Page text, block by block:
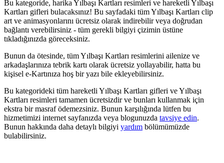
Bu kategoride, harika Yılbaşı Kartları resimleri ve hareketli Yılbaşı
Kartları gifleri bulacaksınız! Bu sayfadaki tüm Yılbaşı Kartları clip
art ve animasyonlarını ücretsiz olarak indirebilir veya doğrudan
bağlantı verebilirsiniz - tüm gerekli bilgiyi çizimin üstüne
tıkladığınızda göreceksiniz.
Bunun da ötesinde, tüm Yılbaşı Kartları resimlerini ailenize ve
arkadaşlarınıza tebrik kartı olarak ücretsiz yollayabilir, hatta bu
kişisel e-Kartınıza hoş bir yazı bile ekleyebilirsiniz.
Bu kategorideki tüm hareketli Yılbaşı Kartları gifleri ve Yılbaşı
Kartları resimleri tamamen ücretsizdir ve bunları kullanmak için
ekstra bir masraf ödemezsiniz. Bunun karşılığında lütfen bu
hizmetimizi internet sayfanızda veya blogunuzda tavsiye edin.
Bunun hakkında daha detaylı bilgiyi yardım bölümümüzde
bulabilirsiniz.